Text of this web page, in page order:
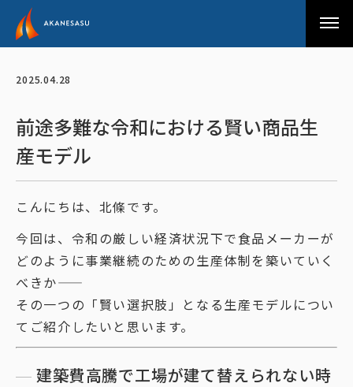
アカネサス
2025.04.28
前途多難な令和における賢い商品生
産モデル
こんにちは、北條です。
今回は、令和の厳しい経済状況下で食品メーカーが
どのように事業継続のための生産体制を築いていく
べきか――
その一つの「賢い選択肢」となる生産モデルについ
てご紹介したいと思います。
建築費高騰で工場が建て替えられない時